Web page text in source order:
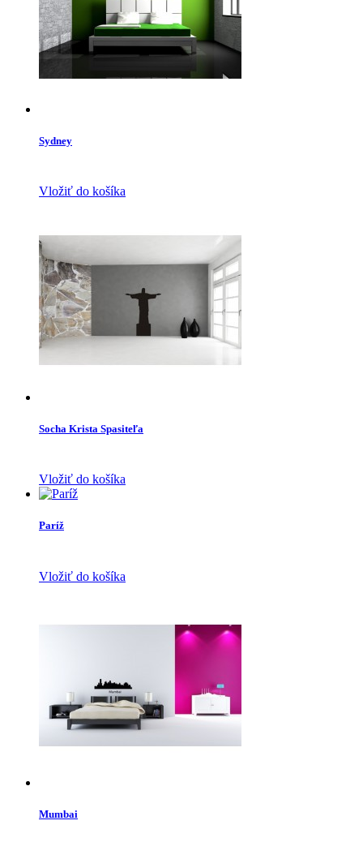
Sydney
Vložiť do košíka
Socha Krista Spasiteľa
Vložiť do košíka
Paríž
Vložiť do košíka
Mumbai